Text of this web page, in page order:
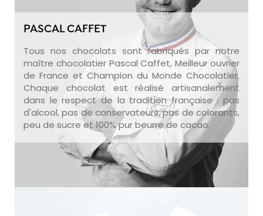
PASCAL CAFFET
Tous nos chocolats sont fabriqués par notre
maître chocolatier Pascal Caffet, Meilleur ouvrier
de France et Champion du Monde Chocolatier.
Chaque chocolat est réalisé artisanalement
dans le respect de la tradition française : pas
d'alcool, pas de conservateurs, pas de colorants,
peu de sucre et 100% pur beurre de cacao.